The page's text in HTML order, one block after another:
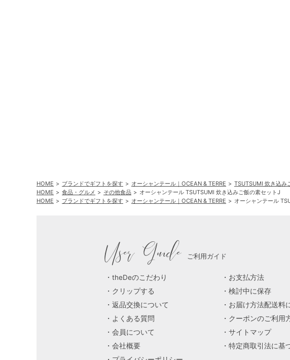
HOME ブランドでギフトを探す オーシャンテール｜OCEAN & TERRE TSUTSUMI 炊き込み
HOME
食品・グルメ その他食品
オーシャンテール TSUTSUMI 炊き込みご飯の素セットJ
HOME
ブランドでギフトを探す オーシャンテール｜OCEAN & TERRE オーシャンテール
User Guide ご利用ガイド
theDeのこだわり
お支払方法
クリップする
検討中に保存
返品交換について
お届け方法配送料
よくある質問
クーポンのご利用
会員について
サイトマップ
会社概要
特定商取引法に基